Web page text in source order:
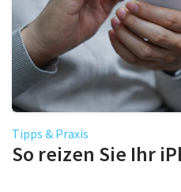
Tipps & Praxis
So reizen Sie Ihr